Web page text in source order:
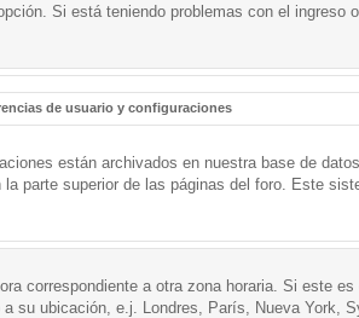
Si está teniendo problemas con el ingreso
de usuario y configuraciones
están archivados en nuestra base de
parte superior de las páginas del foro. Este
correspondiente a otra zona horaria. Si este
su ubicación, e.j. Londres, París, Nueva York,